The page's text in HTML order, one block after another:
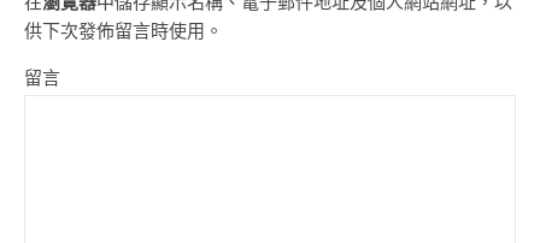
供下次發佈留言時使用。
留言